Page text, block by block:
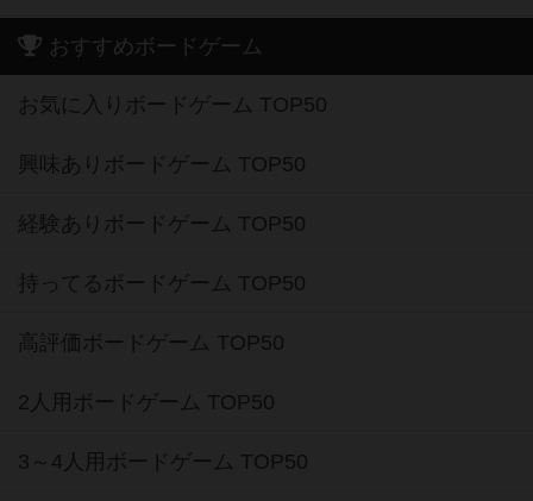
おすすめボードゲーム
お気に入りボードゲーム TOP50
興味ありボードゲーム TOP50
経験ありボードゲーム TOP50
持ってるボードゲーム TOP50
高評価ボードゲーム TOP50
2人用ボードゲーム TOP50
3～4人用ボードゲーム TOP50